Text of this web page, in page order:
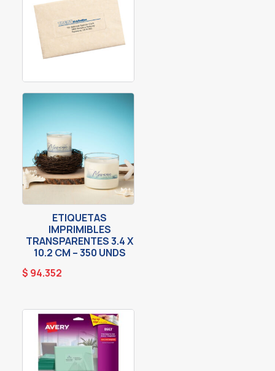
ETIQUETAS
IMPRIMIBLES
TRANSPARENTES 3.4 X
10.2 CM – 350 UNDS
$ 94.352